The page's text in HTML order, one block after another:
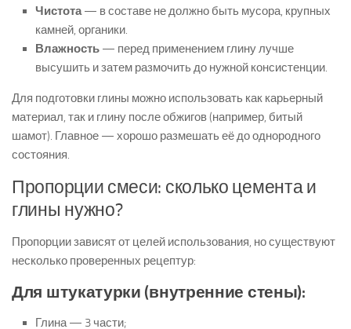
Чистота— в составе не должно быть мусора, крупных
камней, органики.
Влажность — перед применением глину лучше
высушить и затем размочить до нужной консистенции.
Для подготовки глины можно использовать как карьерный
материал, так и глину после обжигов (например, битый
шамот). Главное — хорошо размешать её до однородного
состояния.
Пропорции смеси: сколько цемента и
глины нужно?
Пропорции зависят от целей использования, но существуют
несколько проверенных рецептур:
Для штукатурки (внутренние стены):
Глина — 3 части;